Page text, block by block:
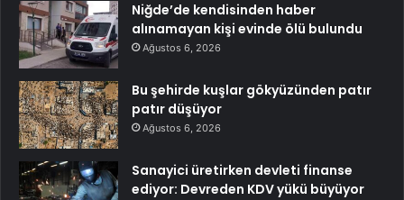
Niğde’de kendisinden haber
alınamayan kişi evinde ölü bulundu
Ağustos 6, 2026
Bu şehirde kuşlar gökyüzünden patır
patır düşüyor
Ağustos 6, 2026
Sanayici üretirken devleti finanse
ediyor: Devreden KDV yükü büyüyor